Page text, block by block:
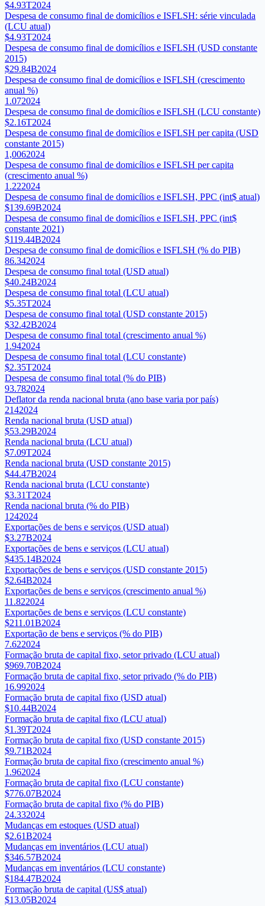
$4.93T2024
Despesa de consumo final de domicílios e ISFLSH: série vinculada
(LCU atual)
$4.93T2024
Despesa de consumo final de domicílios e ISFLSH (USD constante
2015)
$29.84B2024
Despesa de consumo final de domicílios e ISFLSH (crescimento
anual %)
1.072024
Despesa de consumo final de domicílios e ISFLSH (LCU constante)
$2.16T2024
Despesa de consumo final de domicílios e ISFLSH per capita (USD
constante 2015)
1,0062024
Despesa de consumo final de domicílios e ISFLSH per capita
(crescimento anual %)
1.222024
Despesa de consumo final de domicílios e ISFLSH, PPC (int$ atual)
$139.69B2024
Despesa de consumo final de domicílios e ISFLSH, PPC (int$
constante 2021)
$119.44B2024
Despesa de consumo final de domicílios e ISFLSH (% do PIB)
86.342024
Despesa de consumo final total (USD atual)
$40.24B2024
Despesa de consumo final total (LCU atual)
$5.35T2024
Despesa de consumo final total (USD constante 2015)
$32.42B2024
Despesa de consumo final total (crescimento anual %)
1.942024
Despesa de consumo final total (LCU constante)
$2.35T2024
Despesa de consumo final total (% do PIB)
93.782024
Deflator da renda nacional bruta (ano base varia por país)
2142024
Renda nacional bruta (USD atual)
$53.29B2024
Renda nacional bruta (LCU atual)
$7.09T2024
Renda nacional bruta (USD constante 2015)
$44.47B2024
Renda nacional bruta (LCU constante)
$3.31T2024
Renda nacional bruta (% do PIB)
1242024
Exportações de bens e serviços (USD atual)
$3.27B2024
Exportações de bens e serviços (LCU atual)
$435.14B2024
Exportações de bens e serviços (USD constante 2015)
$2.64B2024
Exportações de bens e serviços (crescimento anual %)
11.822024
Exportações de bens e serviços (LCU constante)
$211.01B2024
Exportação de bens e serviços (% do PIB)
7.622024
Formação bruta de capital fixo, setor privado (LCU atual)
$969.70B2024
Formação bruta de capital fixo, setor privado (% do PIB)
16.992024
Formação bruta de capital fixo (USD atual)
$10.44B2024
Formação bruta de capital fixo (LCU atual)
$1.39T2024
Formação bruta de capital fixo (USD constante 2015)
$9.71B2024
Formação bruta de capital fixo (crescimento anual %)
1.962024
Formação bruta de capital fixo (LCU constante)
$776.07B2024
Formação bruta de capital fixo (% do PIB)
24.332024
Mudanças em estoques (USD atual)
$2.61B2024
Mudanças em inventários (LCU atual)
$346.57B2024
Mudanças em inventários (LCU constante)
$184.47B2024
Formação bruta de capital (US$ atual)
$13.05B2024